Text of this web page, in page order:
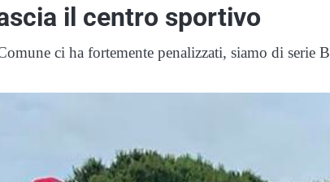
il centro sportivo
ci ha fortemente penalizzati, siamo di serie B